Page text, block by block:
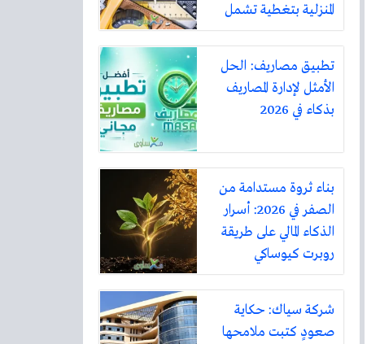
المنزلية بتغطية تشمل
أكثر من ثلاثين مدينة
تطبيق مصاريف: الحل
الأمثل لإدارة المصاريف
بذكاء في 2026
بناء ثروة مستدامة من
الصفر في 2026: أسرار
الذكاء المالي على طريقة
روبرت كيوساكي
شركة سياك: حكاية
صعودٍ كتبت ملامحها